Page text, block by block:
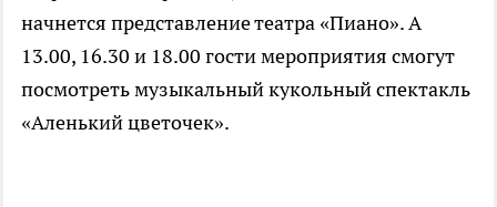
начнется представление театра «Пиано». А
13.00, 16.30 и 18.00 гости мероприятия смогут
посмотреть музыкальный кукольный спектакль
«Аленький цветочек».